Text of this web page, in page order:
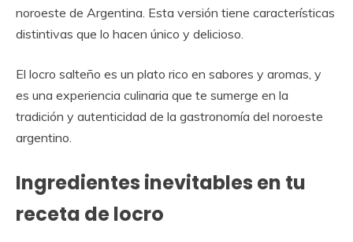
noroeste de Argentina. Esta versión tiene características
distintivas que lo hacen único y delicioso.
El locro salteño es un plato rico en sabores y aromas, y
es una experiencia culinaria que te sumerge en la
tradición y autenticidad de la gastronomía del noroeste
argentino.
Ingredientes inevitables en tu
receta de locro